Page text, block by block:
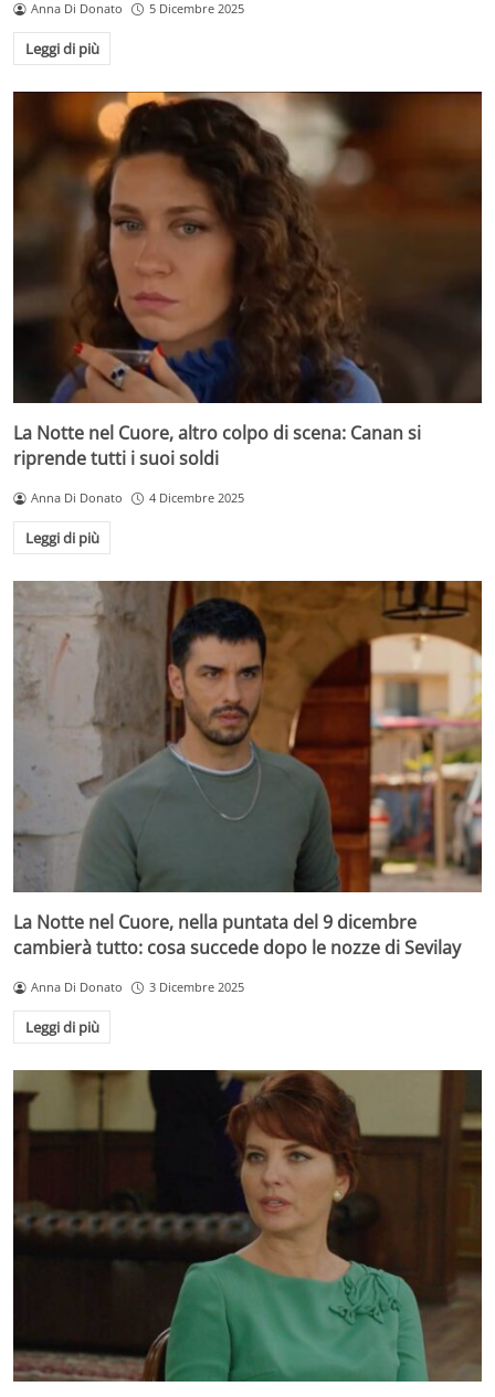
Anna Di Donato 5 Dicembre 2025
Leggi di più
La Notte nel Cuore, altro colpo di scena: Canan si
riprende tutti i suoi soldi
Anna Di Donato 4 Dicembre 2025
Leggi di più
La Notte nel Cuore, nella puntata del 9 dicembre
cambierà tutto: cosa succede dopo le nozze di Sevilay
Anna Di Donato 3 Dicembre 2025
Leggi di più